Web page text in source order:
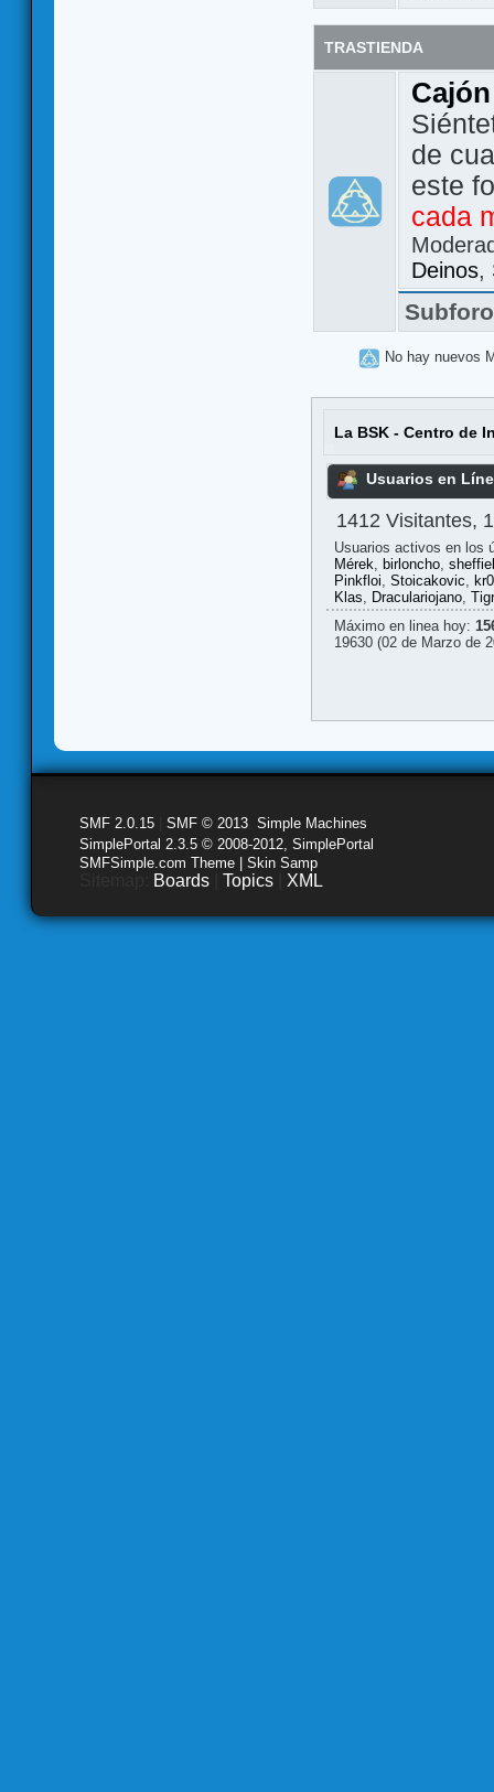
TRASTIENDA
de
este
cada
Deinos,
No hay nuevos
La BSK - Centro de
Usuarios en
1412 Visitantes,
Usuarios activos en los
Mérek, birloncho,
Pinkfloi, Stoicakovic,
Klas, Draculariojano,
Máximo en linea hoy:
19630 (02 de Marzo de
SMF 2.0.15 SMF © 2013 Simple Machines
SimplePortal 2.3.5 © 2008-2012, SimplePortal
SMFSimple.com Theme | Skin Samp
Boards Topics XML